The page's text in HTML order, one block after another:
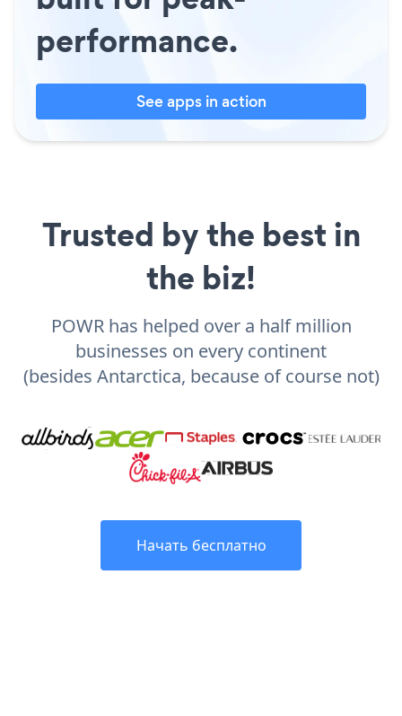
performance.
See apps in action
Trusted by the best in
the biz!
POWR has helped over a half million
businesses on every continent
(besides Antarctica, because of course not)
Начать бесплатно